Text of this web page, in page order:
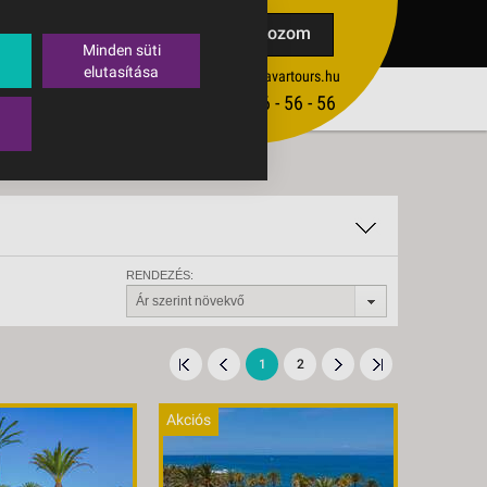
Feliratkozom
ertekesites@budavartours.hu
(+36­ 1) 3 - 56 - 56 - 56
TIPPEK
RENDEZÉS:
Ár szerint növekvő
1 2
Akciós
Minden süti
elutasítása